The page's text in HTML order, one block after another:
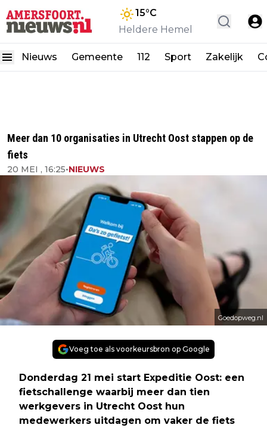
15°C
Heldere Hemel
Nieuws Gemeente 112 Sport Zakelijk
Meer dan 10 organisaties in Utrecht Oost stappen op de
fiets
20 MEI , 16:25•NIEUWS
Goedopweg.nl
Voeg toe als voorkeursbron op Google
Donderdag 21 mei start Expeditie Oost: een
fietschallenge waarbij meer dan tien
werkgevers in Utrecht Oost hun
medewerkers uitdagen om vaker de fiets